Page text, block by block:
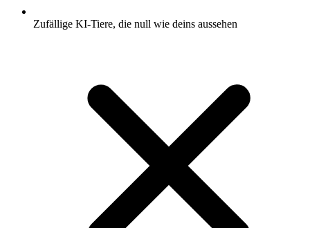
Zufällige KI-Tiere, die null wie deins aussehen